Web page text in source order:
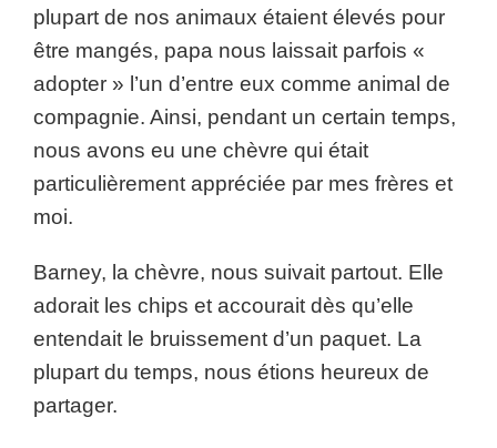
plupart de nos animaux étaient élevés pour
être mangés, papa nous laissait parfois «
adopter » l’un d’entre eux comme animal de
compagnie. Ainsi, pendant un certain temps,
nous avons eu une chèvre qui était
particulièrement appréciée par mes frères et
moi.
Barney, la chèvre, nous suivait partout. Elle
adorait les chips et accourait dès qu’elle
entendait le bruissement d’un paquet. La
plupart du temps, nous étions heureux de
partager.